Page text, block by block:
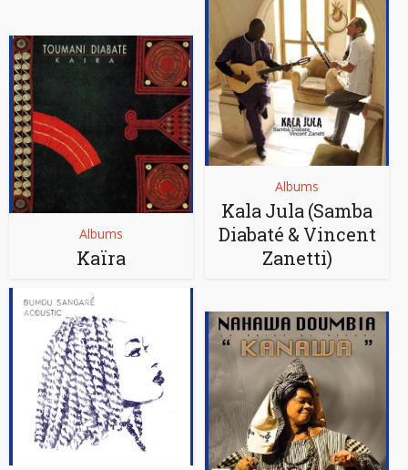
Albums
Kaïra
Albums
Kala Jula (Samba
Diabaté & Vincent
Zanetti)